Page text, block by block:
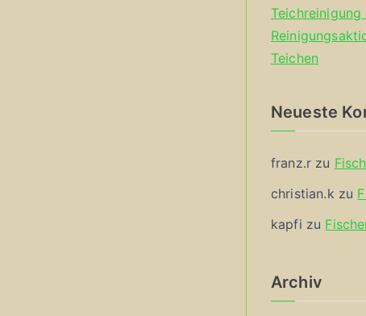
Teichreinigung
Teichen
Neueste
franz.r zu
christian.k zu
kapfi zu
Archiv